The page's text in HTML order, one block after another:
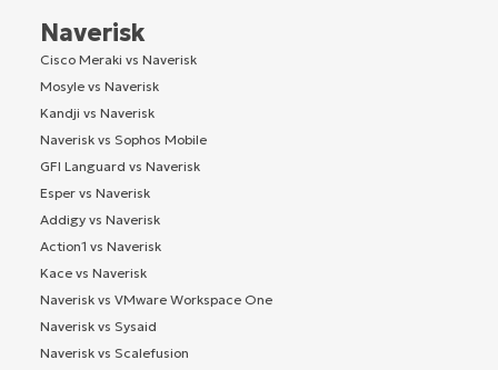
Naverisk
Cisco Meraki vs Naverisk
Mosyle vs Naverisk
Kandji vs Naverisk
Naverisk vs Sophos Mobile
GFI Languard vs Naverisk
Esper vs Naverisk
Addigy vs Naverisk
Action1 vs Naverisk
Kace vs Naverisk
Naverisk vs VMware Workspace One
Naverisk vs Sysaid
Naverisk vs Scalefusion